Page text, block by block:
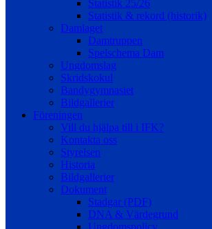
Statistik 25/26
Statistik & rekord (historik)
Damlaget
Damtruppen
Spelschema Dam
Ungdomslag
Skridskokul
Bandygymnasiet
Bildgallerier
Föreningen
Vill du hjälpa till i IFK?
Kontakta oss
Styrelsen
Historia
Bildgallerier
Dokument
Stadgar (PDF)
DNA & Värdegrund
Ungdomspolicy